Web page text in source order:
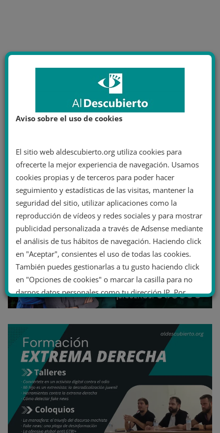
Aviso sobre el uso de cookies
El sitio web aldescubierto.org utiliza cookies para
ofrecerte la mejor experiencia de navegación. Usamos
cookies propias y de terceros para poder hacer
seguimiento y estadísticas de las visitas, mantener la
seguridad del sitio, utilizar aplicaciones como la
reproducción de vídeos y redes sociales y para mostrar
publicidad personalizada a través de Adsense mediante
el análisis de tus hábitos de navegación. Haciendo click
en "Aceptar", consientes el uso de todas las cookies.
También puedes gestionarlas a tu gusto haciendo click
en "Opciones de cookies" o marcar la casilla para no
darnos datos personales como tu dirección IP. Por
último, puedes leer nuestra Política de cookies.
No dar mi información personal
Opciones de cookies Aceptar cookies
Rechazar cookies Política de cookies